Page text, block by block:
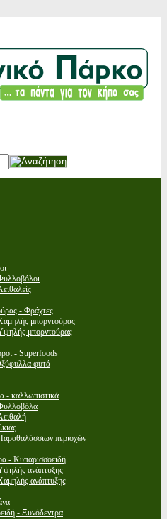
- Φράχτες
μπορντούρας
μπορντούρας
- Superfoods
φυτά
- καλλωπιστικά
περιοχών
- Κυπαρισσοειδή
ανάπτυξης
ανάπτυξης
- Ξυνόδεντρα